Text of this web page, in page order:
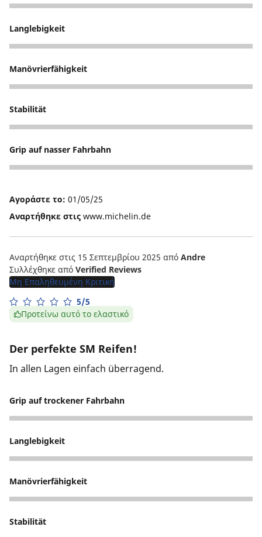
5
Langlebigkeit
5
Manövrierfähigkeit
5
Stabilität
5
Grip auf nasser Fahrbahn
5
Αγοράστε το: 01/05/25
Αναρτήθηκε στις www.michelin.de
Αναρτήθηκε στις 15 Σεπτεμβρίου 2025 από Andre
Συλλέχθηκε από Verified Reviews
Μη Επαληθευμένη Κριτική
5/5
Προτείνω αυτό το ελαστικό
Der perfekte SM Reifen!
In allen Lagen einfach überragend.
Grip auf trockener Fahrbahn
5
Langlebigkeit
5
Manövrierfähigkeit
5
Stabilität